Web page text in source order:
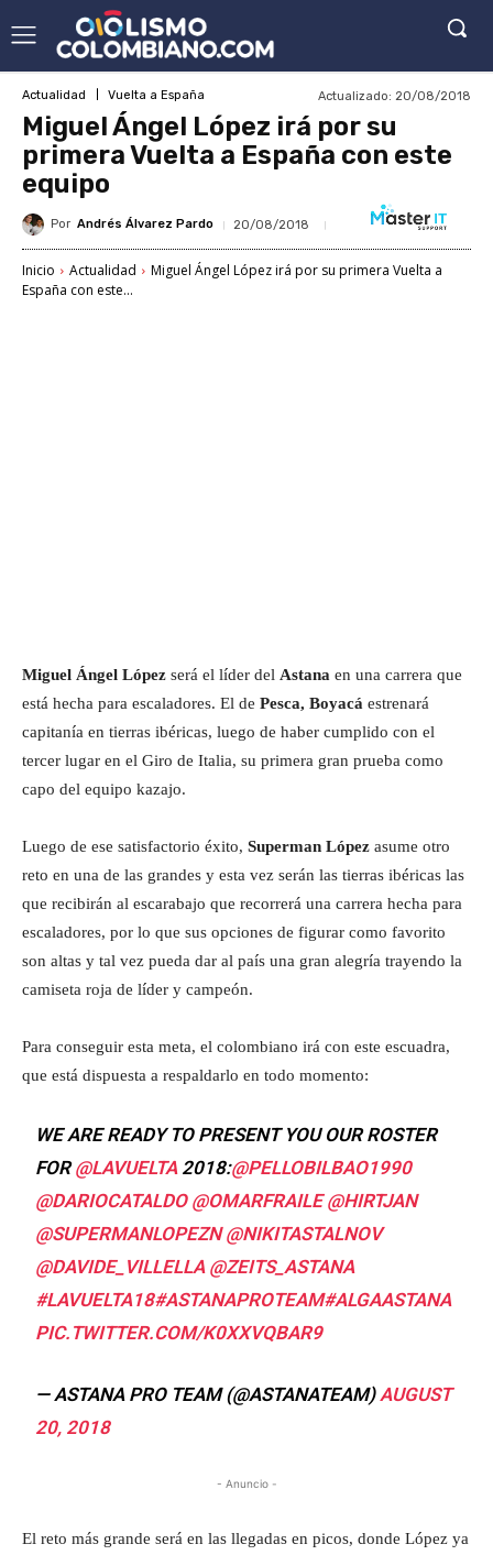
Actualidad Vuelta a España Actualizado: 20/08/2018
Miguel Ángel López irá por su
primera Vuelta a España con este
equipo
Por Andrés Álvarez Pardo 20/08/2018
Inicio Actualidad
Miguel Ángel López irá por su primera Vuelta a
España con este...
Miguel Ángel López será el líder del Astana en una carrera que
está hecha para escaladores. El de Pesca, Boyacá estrenará
capitanía en tierras ibéricas, luego de haber cumplido con el
tercer lugar en el Giro de Italia, su primera gran prueba como
capo del equipo kazajo.
Luego de ese satisfactorio éxito, Superman López asume otro
reto en una de las grandes y esta vez serán las tierras ibéricas las
que recibirán al escarabajo que recorrerá una carrera hecha para
escaladores, por lo que sus opciones de figurar como favorito
son altas y tal vez pueda dar al país una gran alegría trayendo la
camiseta roja de líder y campeón.
Para conseguir esta meta, el colombiano irá con este escuadra,
que está dispuesta a respaldarlo en todo momento:
WE ARE READY TO PRESENT YOU OUR ROSTER
FOR@LAVUELTA 2018:@PELLOBILBAO1990
@DARIOCATALDO @OMARFRAILE @HIRTJAN
@SUPERMANLOPEZN @NIKITASTALNOV
@DAVIDE_VILLELLA @ZEITS_ASTANA
#LAVUELTA18#ASTANAPROTEAM#ALGAASTANA
PIC.TWITTER.COM/K0XXVQBAR9
— ASTANA PRO TEAM (@ASTANATEAM) AUGUST
20, 2018
- Anuncio -
El reto más grande será en las llegadas en picos, donde López ya